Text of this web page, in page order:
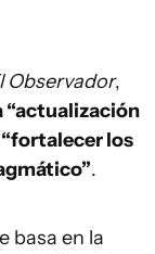
Observador,
“actualización
“fortalecer los
.
basa en la